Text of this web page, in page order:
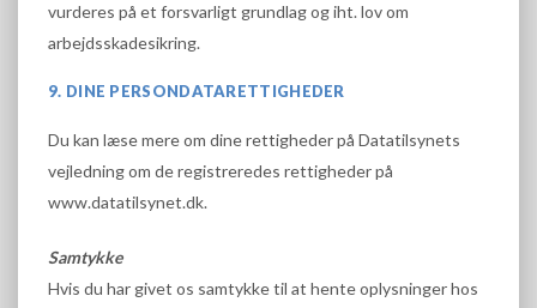
vurderes på et forsvarligt grundlag og iht. lov om
arbejdsskadesikring.
9. DINE PERSONDATARETTIGHEDER
Du kan læse mere om dine rettigheder på Datatilsynets
vejledning om de registreredes rettigheder på
www.datatilsynet.dk.
Samtykke
Hvis du har givet os samtykke til at hente oplysninger hos